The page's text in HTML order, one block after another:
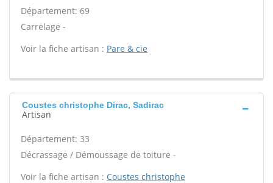
Département: 69
Carrelage -
Voir la fiche artisan : Pare & cie
Coustes christophe Dirac, Sadirac
Artisan
Département: 33
Décrassage / Démoussage de toiture -
Voir la fiche artisan : Coustes christophe